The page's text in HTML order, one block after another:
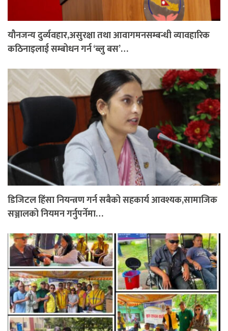
यौनजन्य दुर्व्यवहार,असुरक्षा तथा आवागमनसम्बन्धी व्यावहारिक
कठिनाइलाई सम्बोधन गर्न ‘ब्लु बस’…
डिजिटल हिंसा नियन्त्रण गर्न सबैको सहकार्य आवश्यक,सामाजिक
सञ्जालको नियमन गर्नुपर्नेमा…